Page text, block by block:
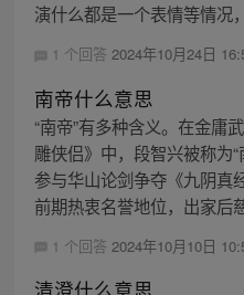
演什么都是一个表情等情况
1 个回答 2024年10月24日
南帝什么意思
“南帝”有多种含义。在金庸
雕侠侣》中，段智兴被称为“
参与华山论剑争夺《九阴真
前期热衷名誉地位，出家后
1 个回答 2024年10月10日
清澄什么意思